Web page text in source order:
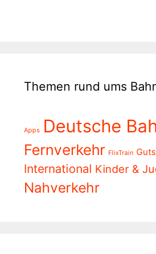
Themen rund ums
Apps Deutsche
Fernverkehr FlixTrain
International Kinder &
Nahverkehr